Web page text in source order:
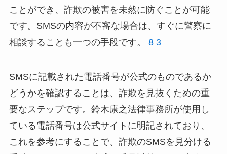
ことができ、詐欺の被害を未然に防ぐことが可能
です。SMSの内容が不審な場合は、すぐに警察に
相談することも一つの手段です。 8 3
SMSに記載された電話番号が公式のものであるか
どうかを確認することは、詐欺を見抜くための重
要なステップです。鈴木康之法律事務所が使用し
ている電話番号は公式サイトに明記されており、
これを参考にすることで、詐欺のSMSを見分ける